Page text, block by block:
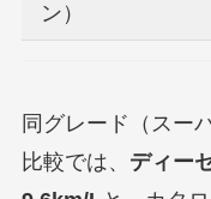
ン）
同グレード（スー
比較では、 ディー